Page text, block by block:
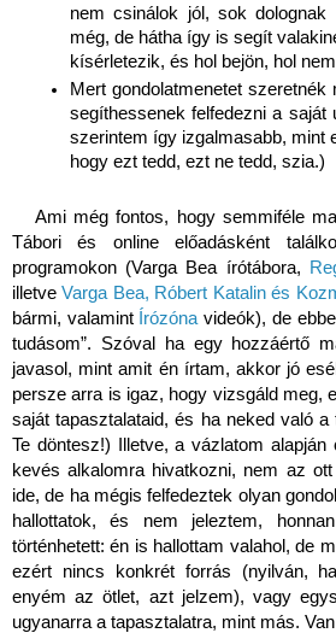
nem csinálok jól, sok dolognak
még, de hátha így is segít
kísérletezik, és hol bejön, hol
Mert gondolatmenetet szeretnék
segíthessenek felfedezni a saját
szerintem így izgalmasabb, mint
hogy ezt tedd, ezt ne tedd, szia.)
Ami még fontos, hogy semmiféle
Tábori és online előadásként
programokon (Varga Bea írótábora,
illetve Varga Bea, Róbert Katalin és
bármi, valamint Írózóna videók), de
tudásom”. Szóval ha egy hozzáértő
javasol, mint amit én írtam, akkor jó
persze arra is igaz, hogy vizsgáld meg,
saját tapasztalataid, és ha neked való
Te döntesz!) Illetve, a vázlatom
kevés alkalomra hivatkozni, nem az
ide, de ha mégis felfedeztek olyan
hallottatok, és nem jeleztem,
történhetett: én is hallottam valahol, de
ezért nincs konkrét forrás (nyilván,
enyém az ötlet, azt jelzem), vagy
ugyanarra a tapasztalatra, mint más.